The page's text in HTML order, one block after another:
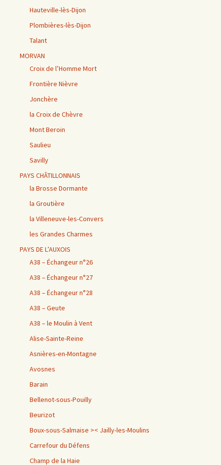
Hauteville-lès-Dijon
Plombières-lès-Dijon
Talant
MORVAN
Croix de l’Homme Mort
Frontière Nièvre
Jonchère
la Croix de Chèvre
Mont Beroin
Saulieu
Savilly
PAYS CHÂTILLONNAIS
la Brosse Dormante
la Groutière
la Villeneuve-les-Convers
les Grandes Charmes
PAYS DE L’AUXOIS
A38 – Échangeur n°26
A38 – Échangeur n°27
A38 – Échangeur n°28
A38 – Geute
A38 – le Moulin à Vent
Alise-Sainte-Reine
Asnières-en-Montagne
Avosnes
Barain
Bellenot-sous-Pouilly
Beurizot
Boux-sous-Salmaise >< Jailly-les-Moulins
Carrefour du Défens
Champ de la Haie